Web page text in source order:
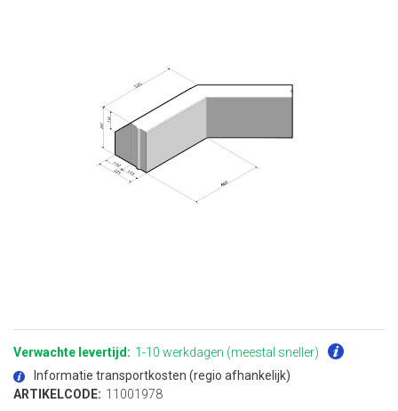
naar
begin
de
afbeeldingen-
Verwachte levertijd: 1-10 werkdagen (meestal sneller)
Informatie transportkosten (regio afhankelijk)
ARTIKELCODE: 11001978